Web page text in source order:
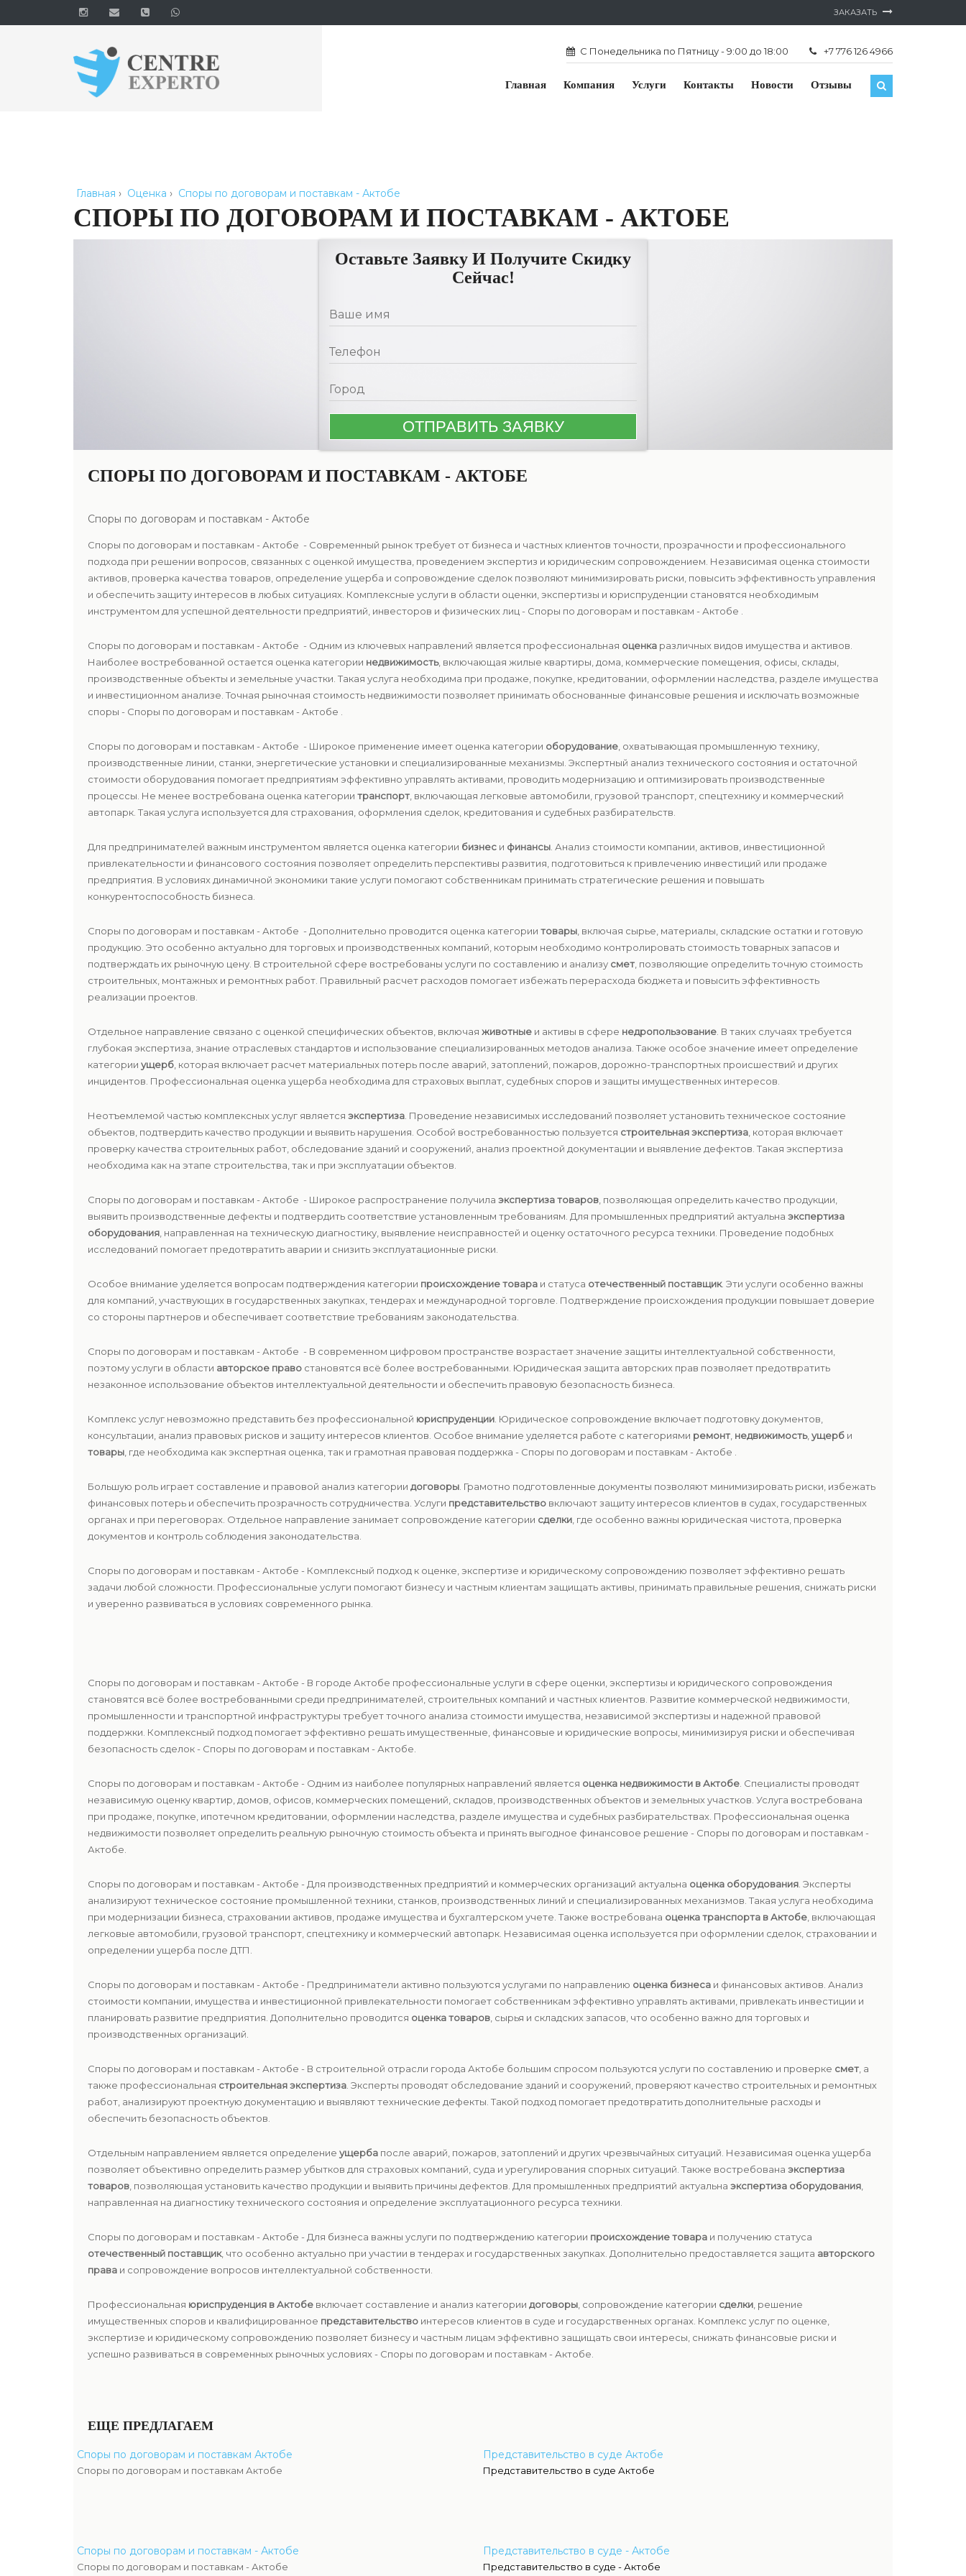
ЗАКАЗАТЬ
С Понедельника по Пятницу - 9:00 до 18:00 +7 776 126 4966
Главная Компания Услуги Контакты Новости Отзывы
Главная › Оценка › Споры по договорам и поставкам - Актобе
СПОРЫ ПО ДОГОВОРАМ И ПОСТАВКАМ - АКТОБЕ
Оставьте Заявку И Получите Скидку
Сейчас!
СПОРЫ ПО ДОГОВОРАМ И ПОСТАВКАМ - АКТОБЕ
Споры по договорам и поставкам - Актобе
Споры по договорам и поставкам - Актобе - Современный рынок требует от бизнеса и частных клиентов точности, прозрачности и профессионального
подхода при решении вопросов, связанных с оценкой имущества, проведением экспертиз и юридическим сопровождением. Независимая оценка стоимости
активов, проверка качества товаров, определение ущерба и сопровождение сделок позволяют минимизировать риски, повысить эффективность управления
и обеспечить защиту интересов в любых ситуациях. Комплексные услуги в области оценки, экспертизы и юриспруденции становятся необходимым
инструментом для успешной деятельности предприятий, инвесторов и физических лиц - Споры по договорам и поставкам - Актобе .
Споры по договорам и поставкам - Актобе - Одним из ключевых направлений является профессиональная оценка различных видов имущества и активов.
Наиболее востребованной остается оценка категории недвижимость, включающая жилые квартиры, дома, коммерческие помещения, офисы, склады,
производственные объекты и земельные участки. Такая услуга необходима при продаже, покупке, кредитовании, оформлении наследства, разделе имущества
и инвестиционном анализе. Точная рыночная стоимость недвижимости позволяет принимать обоснованные финансовые решения и исключать возможные
споры - Споры по договорам и поставкам - Актобе .
Споры по договорам и поставкам - Актобе - Широкое применение имеет оценка категории оборудование , охватывающая промышленную технику,
производственные линии, станки, энергетические установки и специализированные механизмы. Экспертный анализ технического состояния и остаточной
стоимости оборудования помогает предприятиям эффективно управлять активами, проводить модернизацию и оптимизировать производственные
процессы. Не менее востребована оценка категории транспорт , включающая легковые автомобили, грузовой транспорт, спецтехнику и коммерческий
автопарк. Такая услуга используется для страхования, оформления сделок, кредитования и судебных разбирательств.
Для предпринимателей важным инструментом является оценка категории бизнес и финансы . Анализ стоимости компании, активов, инвестиционной
привлекательности и финансового состояния позволяет определить перспективы развития, подготовиться к привлечению инвестиций или продаже
предприятия. В условиях динамичной экономики такие услуги помогают собственникам принимать стратегические решения и повышать
конкурентоспособность бизнеса.
Споры по договорам и поставкам - Актобе - Дополнительно проводится оценка категории товары , включая сырье, материалы, складские остатки и готовую
продукцию. Это особенно актуально для торговых и производственных компаний, которым необходимо контролировать стоимость товарных запасов и
подтверждать их рыночную цену. В строительной сфере востребованы услуги по составлению и анализу смет , позволяющие определить точную стоимость
строительных, монтажных и ремонтных работ. Правильный расчет расходов помогает избежать перерасхода бюджета и повысить эффективность
реализации проектов.
Отдельное направление связано с оценкой специфических объектов, включая животные и активы в сфере недропользование . В таких случаях требуется
глубокая экспертиза, знание отраслевых стандартов и использование специализированных методов анализа. Также особое значение имеет определение
категории ущерб , которая включает расчет материальных потерь после аварий, затоплений, пожаров, дорожно-транспортных происшествий и других
инцидентов. Профессиональная оценка ущерба необходима для страховых выплат, судебных споров и защиты имущественных интересов.
Неотъемлемой частью комплексных услуг является экспертиза . Проведение независимых исследований позволяет установить техническое состояние
объектов, подтвердить качество продукции и выявить нарушения. Особой востребованностью пользуется строительная экспертиза , которая включает
проверку качества строительных работ, обследование зданий и сооружений, анализ проектной документации и выявление дефектов. Такая экспертиза
необходима как на этапе строительства, так и при эксплуатации объектов.
Споры по договорам и поставкам - Актобе - Широкое распространение получила экспертиза товаров , позволяющая определить качество продукции,
выявить производственные дефекты и подтвердить соответствие установленным требованиям. Для промышленных предприятий актуальна экспертиза
оборудования , направленная на техническую диагностику, выявление неисправностей и оценку остаточного ресурса техники. Проведение подобных
исследований помогает предотвратить аварии и снизить эксплуатационные риски.
Особое внимание уделяется вопросам подтверждения категории происхождение товара и статуса отечественный поставщик. Эти услуги особенно важны
для компаний, участвующих в государственных закупках, тендерах и международной торговле. Подтверждение происхождения продукции повышает доверие
со стороны партнеров и обеспечивает соответствие требованиям законодательства.
Споры по договорам и поставкам - Актобе - В современном цифровом пространстве возрастает значение защиты интеллектуальной собственности,
поэтому услуги в области авторское право становятся всё более востребованными. Юридическая защита авторских прав позволяет предотвратить
незаконное использование объектов интеллектуальной деятельности и обеспечить правовую безопасность бизнеса.
Комплекс услуг невозможно представить без профессиональной юриспруденции . Юридическое сопровождение включает подготовку документов,
консультации, анализ правовых рисков и защиту интересов клиентов. Особое внимание уделяется работе с категориями ремонт недвижимость, ущерб и
товары , где необходима как экспертная оценка, так и грамотная правовая поддержка - Споры по договорам и поставкам - Актобе .
Большую роль играет составление и правовой анализ категории договоры . Грамотно подготовленные документы позволяют минимизировать риски, избежать
финансовых потерь и обеспечить прозрачность сотрудничества. Услуги представительство включают защиту интересов клиентов в судах, государственных
органах и при переговорах. Отдельное направление занимает сопровождение категории сделки , где особенно важны юридическая чистота, проверка
документов и контроль соблюдения законодательства.
Споры по договорам и поставкам - Актобе - Комплексный подход к оценке, экспертизе и юридическому сопровождению позволяет эффективно решать
задачи любой сложности. Профессиональные услуги помогают бизнесу и частным клиентам защищать активы, принимать правильные решения, снижать риски
и уверенно развиваться в условиях современного рынка.
Споры по договорам и поставкам - Актобе - В городе Актобе профессиональные услуги в сфере оценки, экспертизы и юридического сопровождения
становятся всё более востребованными среди предпринимателей, строительных компаний и частных клиентов. Развитие коммерческой недвижимости,
промышленности и транспортной инфраструктуры требует точного анализа стоимости имущества, независимой экспертизы и надежной правовой
поддержки. Комплексный подход помогает эффективно решать имущественные, финансовые и юридические вопросы, минимизируя риски и обеспечивая
безопасность сделок - Споры по договорам и поставкам - Актобе.
Споры по договорам и поставкам - Актобе - Одним из наиболее популярных направлений является оценка недвижимости в Актобе . Специалисты проводят
независимую оценку квартир, домов, офисов, коммерческих помещений, складов, производственных объектов и земельных участков. Услуга востребована
при продаже, покупке, ипотечном кредитовании, оформлении наследства, разделе имущества и судебных разбирательствах. Профессиональная оценка
недвижимости позволяет определить реальную рыночную стоимость объекта и принять выгодное финансовое решение - Споры по договорам и поставкам -
Актобе.
Споры по договорам и поставкам - Актобе - Для производственных предприятий и коммерческих организаций актуальна оценка оборудования . Эксперты
анализируют техническое состояние промышленной техники, станков, производственных линий и специализированных механизмов. Такая услуга необходима
при модернизации бизнеса, страховании активов, продаже имущества и бухгалтерском учете. Также востребована оценка транспорта в Актобе , включающая
легковые автомобили, грузовой транспорт, спецтехнику и коммерческий автопарк. Независимая оценка используется при оформлении сделок, страховании и
определении ущерба после ДТП.
Споры по договорам и поставкам - Актобе - Предприниматели активно пользуются услугами по направлению оценка бизнеса и финансовых активов. Анализ
стоимости компании, имущества и инвестиционной привлекательности помогает собственникам эффективно управлять активами, привлекать инвестиции и
планировать развитие предприятия. Дополнительно проводится оценка товаров , сырья и складских запасов, что особенно важно для торговых и
производственных организаций.
Споры по договорам и поставкам - Актобе - В строительной отрасли города Актобе большим спросом пользуются услуги по составлению и проверке смет , а
также профессиональная строительная экспертиза . Эксперты проводят обследование зданий и сооружений, проверяют качество строительных и ремонтных
работ, анализируют проектную документацию и выявляют технические дефекты. Такой подход помогает предотвратить дополнительные расходы и
обеспечить безопасность объектов.
Отдельным направлением является определение ущерба после аварий, пожаров, затоплений и других чрезвычайных ситуаций. Независимая оценка ущерба
позволяет объективно определить размер убытков для страховых компаний, суда и урегулирования спорных ситуаций. Также востребована экспертиза
товаров , позволяющая установить качество продукции и выявить причины дефектов. Для промышленных предприятий актуальна экспертиза оборудования
направленная на диагностику технического состояния и определение эксплуатационного ресурса техники.
Споры по договорам и поставкам - Актобе - Для бизнеса важны услуги по подтверждению категории происхождение товара и получению статуса
отечественный поставщик, что особенно актуально при участии в тендерах и государственных закупках. Дополнительно предоставляется защита авторского
права и сопровождение вопросов интеллектуальной собственности.
Профессиональная юриспруденция в Актобе включает составление и анализ категории договоры , сопровождение категории сделки , решение
имущественных споров и квалифицированное представительство интересов клиентов в суде и государственных органах. Комплекс услуг по оценке,
экспертизе и юридическому сопровождению позволяет бизнесу и частным лицам эффективно защищать свои интересы, снижать финансовые риски и
успешно развиваться в современных рыночных условиях - Споры по договорам и поставкам - Актобе.
ЕЩЕ ПРЕДЛАГАЕМ
Споры по договорам и поставкам Актобе
Споры по договорам и поставкам Актобе
Споры по договорам и поставкам - Актобе
Споры по договорам и поставкам - Актобе
Представительство в суде Актобе
Представительство в суде Актобе
Представительство в суде - Актобе
Представительство в суде - Актобе